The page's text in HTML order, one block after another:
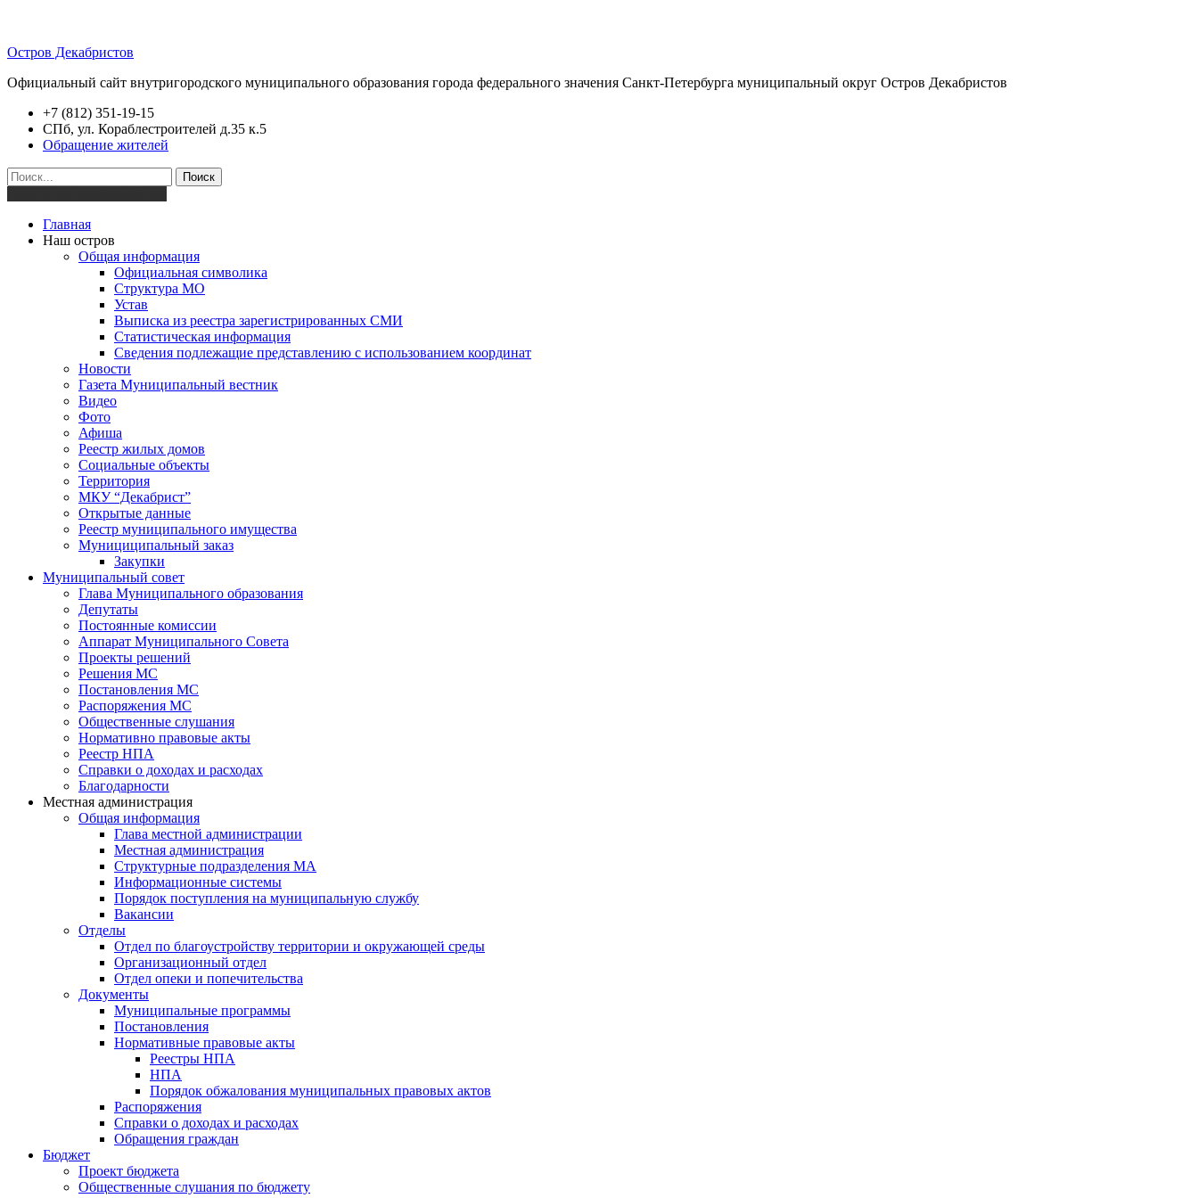
Остров Декабристов
Официальный сайт внутригородского муниципального образования города федерального значения Санкт-Петербурга муниципальный округ Остров Декабристов
+7 (812) 351-19-15
СПб, ул. Кораблестроителей д.35 к.5
Обращение жителей
Поиск
Главная
Наш остров
Общая информация
Официальная символика
Структура МО
Устав
Выписка из реестра зарегистрированных СМИ
Статистическая информация
Сведения подлежащие представлению с использованием координат
Новости
Газета Муниципальный вестник
Видео
Фото
Афиша
Реестр жилых домов
Социальные объекты
Территория
МКУ “Декабрист”
Открытые данные
Реестр муниципального имущества
Мунициципальный заказ
Закупки
Муниципальный совет
Глава Муниципального образования
Депутаты
Постоянные комиссии
Аппарат Муниципального Совета
Проекты решений
Решения МС
Постановления МС
Распоряжения МС
Общественные слушания
Нормативно правовые акты
Реестр НПА
Справки о доходах и расходах
Благодарности
Местная администрация
Общая информация
Глава местной администрации
Местная администрация
Структурные подразделения МА
Информационные системы
Порядок поступления на муниципальную службу
Вакансии
Отделы
Отдел по благоустройству территории и окружающей среды
Организационный отдел
Отдел опеки и попечительства
Документы
Муниципальные программы
Постановления
Нормативные правовые акты
Реестры НПА
НПА
Порядок обжалования муниципальных правовых актов
Распоряжения
Справки о доходах и расходах
Обращения граждан
Бюджет
Проект бюджета
Общественные слушания по бюджету